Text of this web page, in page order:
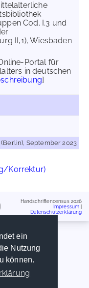
ein
Nutzung
können.
Cod. I.3 und
II,1), Wiesbaden
Portal für
in deutschen
]
September 2023
Korrektur)
Handschriftencensus 2026
Impressum
Datenschutzerklärung